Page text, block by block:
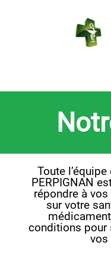
Toute
PERPIGNAN
répondre à
sur votre
conditions pour
vos